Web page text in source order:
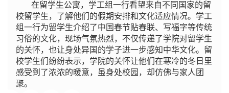
在留学生公寓，学工组一行看望来自不同国家的留
校留学生，了解他们的假期安排和文化适应情况。学工
组一行为留学生介绍了中国春节贴春联、写福字等传统
习俗的文化，现场气氛热烈，不仅传递了学院对留学生
的关怀，也让身处异国的学子进一步感知中华文化。留
校学生们纷纷表示，学院的关怀让他们在寒冷的冬日里
感受到了浓浓的暖意，虽身处校园，却仿佛与家人团
聚。